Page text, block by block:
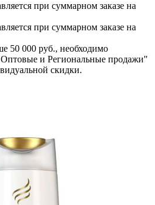
при суммарном заказе на
при суммарном заказе на
50 000 руб., необходимо
и Региональные продажи"
скидки.